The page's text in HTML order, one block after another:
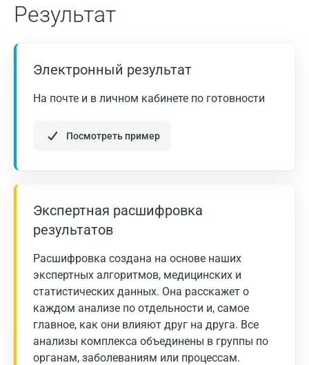
Результат
Электронный результат
На почте и в личном кабинете по готовности
Посмотреть пример
Экспертная расшифровка
результатов
Расшифровка создана на основе наших
экспертных алгоритмов, медицинских и
статистических данных. Она расскажет о
каждом анализе по отдельности и, самое
главное, как они влияют друг на друга. Все
анализы комплекса объединены в группы по
органам, заболеваниям или процессам.
Нижний Новгород
Армавир
Барнаул
Великий Новгород
Видное
Владимир
Волгоград